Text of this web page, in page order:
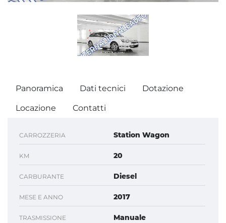
Panoramica Dati tecnici Dotazione
Locazione Contatti
CARROZZERIA Station Wagon
KM 20
CARBURANTE Diesel
MESE E ANNO 2017
TRASMISSIONE Manuale